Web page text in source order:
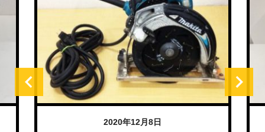
2020年12月8日